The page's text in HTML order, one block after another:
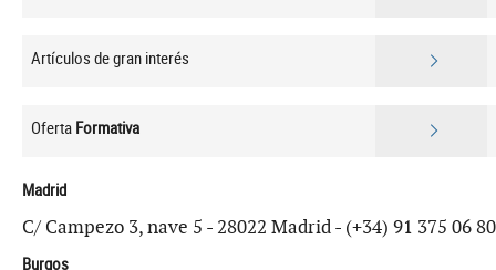
Artículos de gran interés
Oferta Formativa
Madrid
C/ Campezo 3, nave 5 - 28022 Madrid - (+34) 91 375 06 80
Burgos